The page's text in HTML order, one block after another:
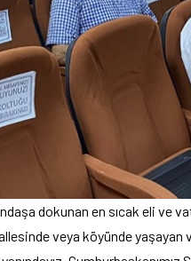
dokunan en sıcak eli ve
veya köyünde yaşayan